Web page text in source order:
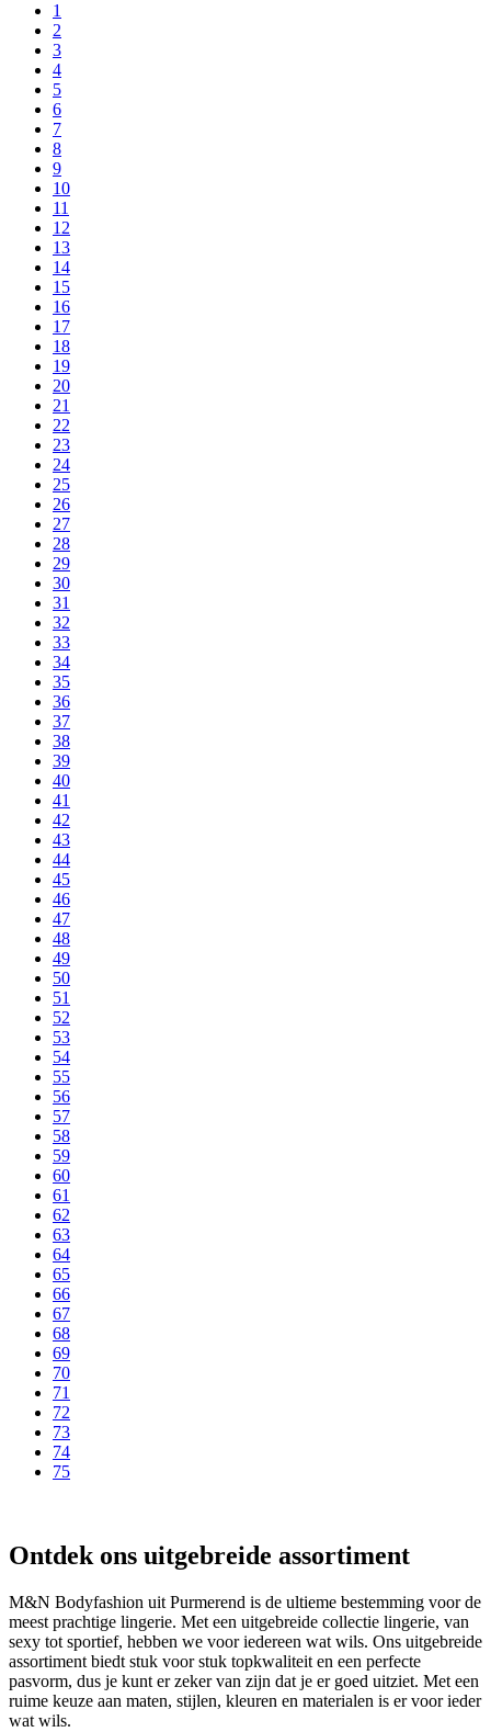
1
2
3
4
5
6
7
8
9
10
11
12
13
14
15
16
17
18
19
20
21
22
23
24
25
26
27
28
29
30
31
32
33
34
35
36
37
38
39
40
41
42
43
44
45
46
47
48
49
50
51
52
53
54
55
56
57
58
59
60
61
62
63
64
65
66
67
68
69
70
71
72
73
74
75
Ontdek ons uitgebreide assortiment
M&N Bodyfashion uit Purmerend is de ultieme bestemming voor de
meest prachtige lingerie. Met een uitgebreide collectie lingerie, van
sexy tot sportief, hebben we voor iedereen wat wils. Ons uitgebreide
assortiment biedt stuk voor stuk topkwaliteit en een perfecte
pasvorm, dus je kunt er zeker van zijn dat je er goed uitziet. Met een
ruime keuze aan maten, stijlen, kleuren en materialen is er voor ieder
wat wils.